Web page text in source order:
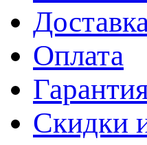
Оплата
Скидки